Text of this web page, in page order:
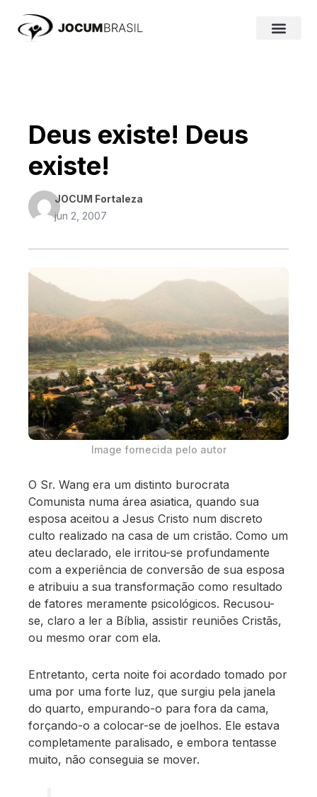
para
Deus existe! Deus
existe!
JOCUM Fortaleza
jun 2, 2007
Image fornecida pelo autor
O Sr. Wang era um distinto burocrata
Comunista numa área asiatica, quando sua
esposa aceitou a Jesus Cristo num discreto
culto realizado na casa de um cristão. Como um
ateu declarado, ele irritou-se profundamente
com a experiência de conversão de sua esposa
e atribuiu a sua transformação como resultado
de fatores meramente psicológicos. Recusou-
se, claro a ler a Bíblia, assistir reuniões Cristãs,
ou mesmo orar com ela.
Entretanto, certa noite foi acordado tomado por
uma por uma forte luz, que surgiu pela janela
do quarto, empurando-o para fora da cama,
forçando-o a colocar-se de joelhos. Ele estava
completamente paralisado, e embora tentasse
muito, não conseguia se mover.